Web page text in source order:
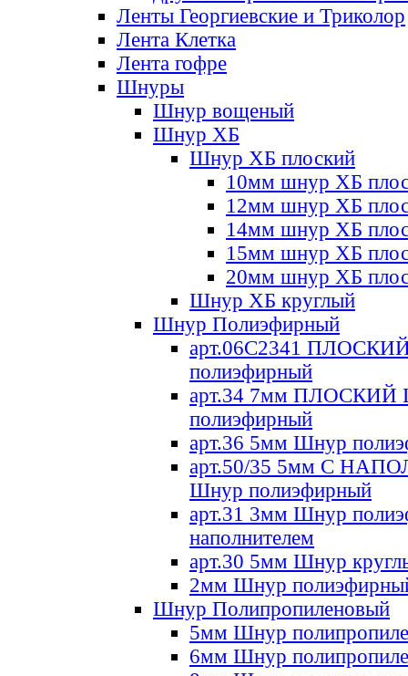
Ленты Георгиевские и Триколор
Лента Клетка
Лента гофре
Шнуры
Шнур вощеный
Шнур ХБ
Шнур ХБ плоский
10мм шнур ХБ
12мм шнур ХБ
14мм шнур ХБ
15мм шнур ХБ
20мм шнур ХБ
Шнур ХБ круглый
Шнур Полиэфирный
арт.06С2341
полиэфирный
арт.34 7мм ПЛОСКИЙ
полиэфирный
арт.36 5мм Шнур
арт.50/35 5мм С
Шнур полиэфирный
арт.31 3мм Шнур
наполнителем
арт.30 5мм Шнур
2мм Шнур
Шнур Полипропиленовый
5мм Шнур
6мм Шнур